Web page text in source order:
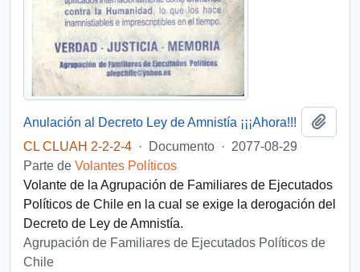
Anulación al Decreto Ley de Amnistía ¡¡¡Ahora!!!
CL CLUAH 2-2-2-4 · Documento · 2077-08-29
Parte de Volantes Políticos
Volante de la Agrupación de Familiares de Ejecutados
Políticos de Chile en la cual se exige la derogación del
Decreto de Ley de Amnistía.
Agrupación de Familiares de Ejecutados Políticos de
Chile